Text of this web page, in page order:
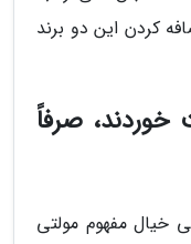
کردن این دو برند
صرفاً
خیال مفهوم مولتی